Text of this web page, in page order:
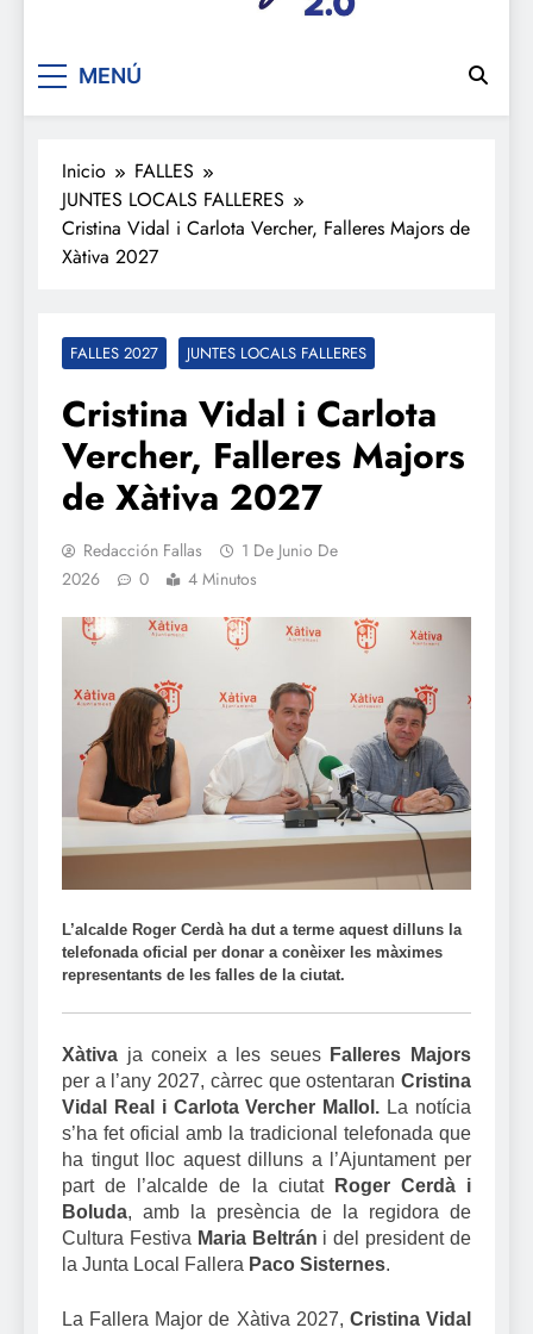
De festa en festa 2.0
MENÚ
Inicio
FALLES
JUNTES LOCALS FALLERES
Cristina Vidal i Carlota Vercher, Falleres Majors de
Xàtiva 2027
FALLES 2027 JUNTES LOCALS FALLERES
Cristina Vidal i Carlota
Vercher, Falleres Majors
de Xàtiva 2027
Redacción Fallas
1 De Junio De
2026
0 4 Minutos
L’alcalde Roger Cerdà ha dut a terme aquest dilluns la
telefonada oficial per donar a conèixer les màximes
representants de les falles de la ciutat.
Xàtiva ja coneix a les seuesFalleres Majors
per a l’any 2027, càrrec que ostentaran Cristina
Vidal Real i Carlota Vercher Mallol. La notícia
s’ha fet oficial amb la tradicional telefonada que
ha tingut lloc aquest dilluns a l’Ajuntament per
part de l’alcalde de la ciutat
Roger Cerdà i
Boluda, amb la presència de la regidora de
Cultura Festiva Maria Beltrán i del president de
la Junta Local Fallera Paco Sisternes.
La Fallera Major de Xàtiva 2027, Cristina Vidal